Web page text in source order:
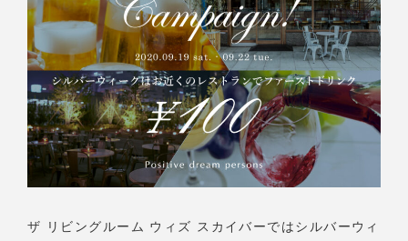
ザ リビングルーム ウィズ スカイバーではシルバーウィ